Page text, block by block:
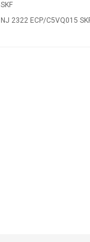
SKF
NJ 2322 ECP/C5VQ015